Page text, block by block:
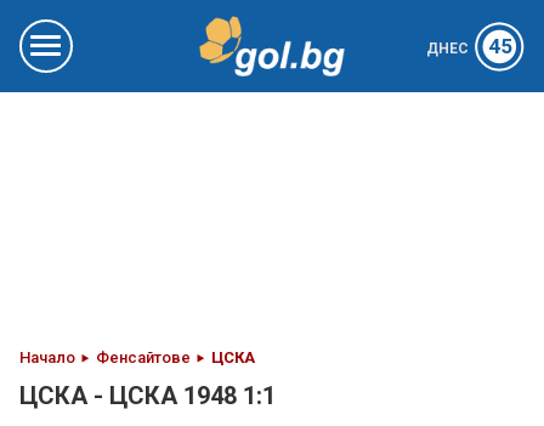
ДНЕС 45
Начало Фенсайтове ЦСКА
ЦСКА - ЦСКА 1948 1:1